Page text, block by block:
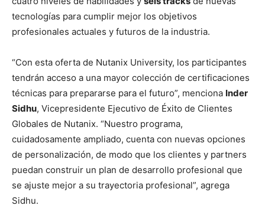
tecnologías para cumplir mejor los objetivos
profesionales actuales y futuros de la industria.
“Con esta oferta de Nutanix University, los participantes
tendrán acceso a una mayor colección de certificaciones
técnicas para prepararse para el futuro”, menciona Inder
Sidhu, Vicepresidente Ejecutivo de Éxito de Clientes
Globales de Nutanix. “Nuestro programa,
cuidadosamente ampliado, cuenta con nuevas opciones
de personalización, de modo que los clientes y partners
puedan construir un plan de desarrollo profesional que
se ajuste mejor a su trayectoria profesional”, agrega
Sidhu.